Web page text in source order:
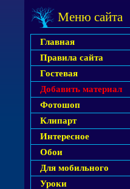
Меню сайта
Главная
Правила сайта
Гостевая
Добавить материал
Фотошоп
Клипарт
Интересное
Обои
Для мобильного
Уроки